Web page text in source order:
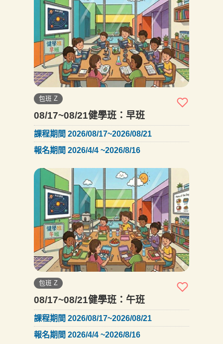
包班 Z
08/17~08/21健學班：早班
課程期間 2026/08/17~2026/08/21
報名期間 2026/4/4 ~2026/8/16
包班 Z
08/17~08/21健學班：午班
課程期間 2026/08/17~2026/08/21
報名期間 2026/4/4 ~2026/8/16